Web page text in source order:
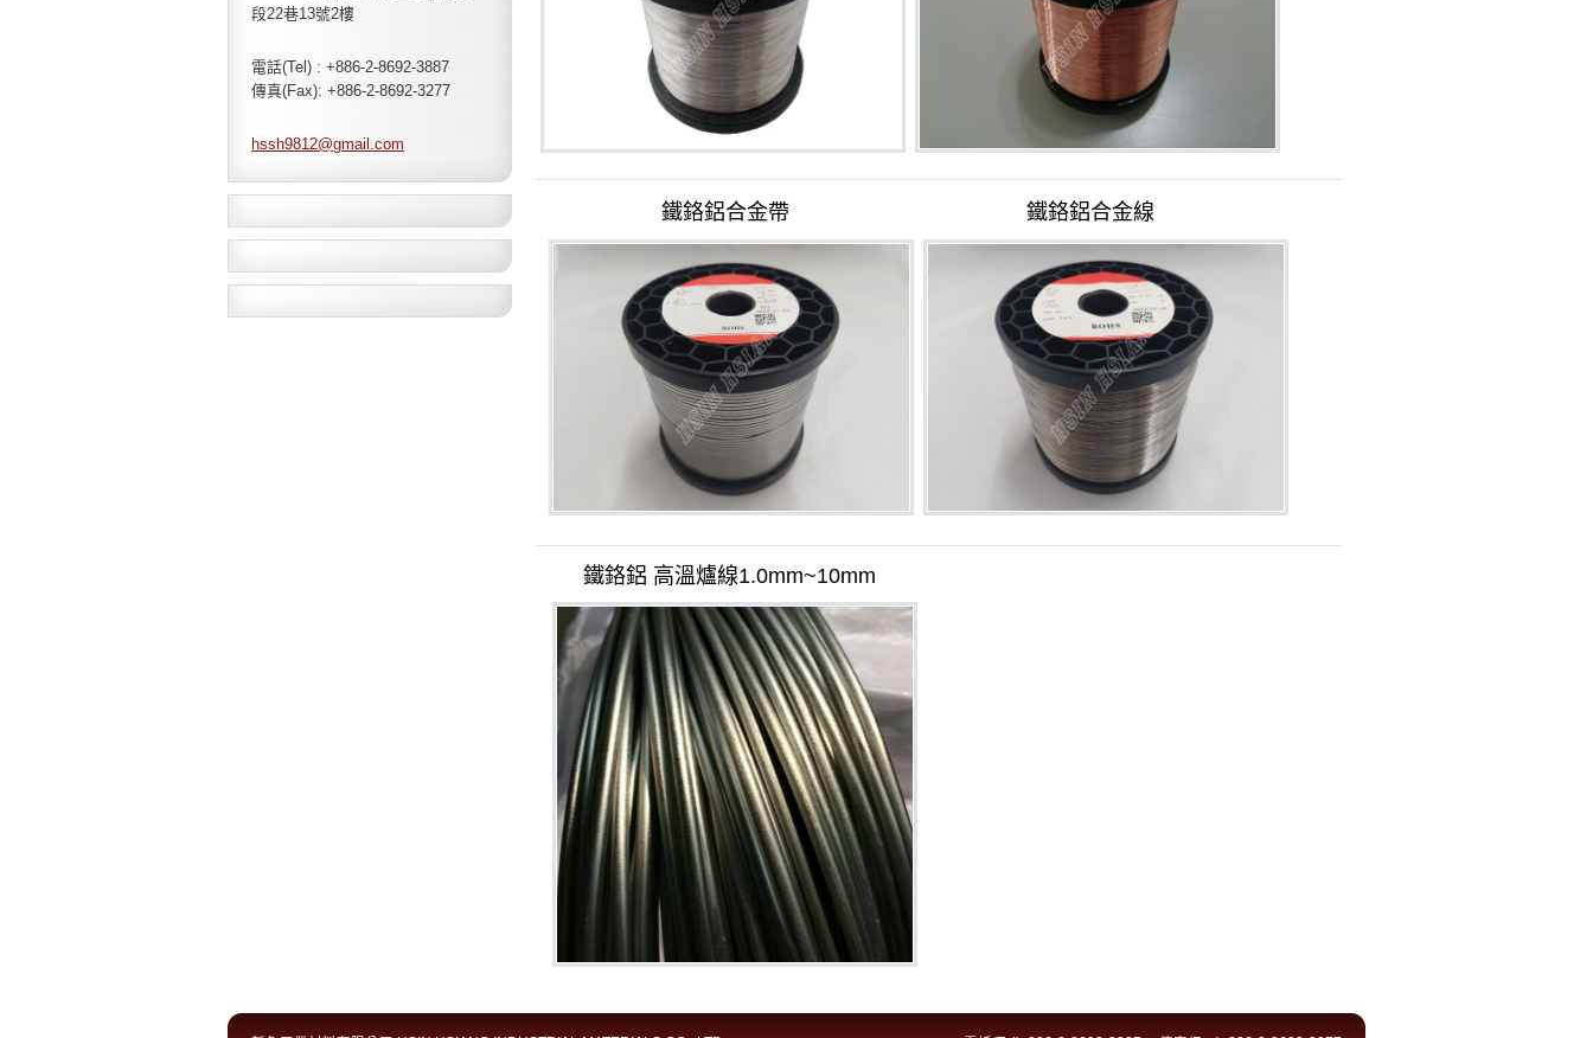
鐵鉻鋁合金帶 鐵鉻鋁合金線
鐵鉻鋁 高溫爐線1.0mm~10mm
段22巷13號2樓
電話(Tel) : +886-2-8692-3887
傳真(Fax): +886-2-8692-3277
hssh9812@gmail.com